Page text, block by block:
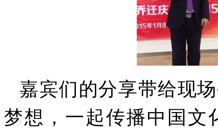
嘉宾们的分享带给现
梦想，一起传播中国文